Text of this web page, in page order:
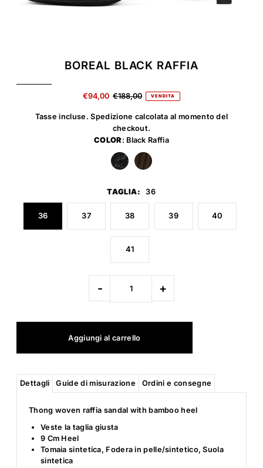
BOREAL BLACK RAFFIA
€94,00 €188,00 VENDITA
Tasse incluse.Spedizione calcolata al momento del
checkout.
COLOR : Black Raffia
TAGLIA: 36
36 37 38 39 40
41
- +
Dettagli Guide di misurazione Ordini e consegne
Thong woven raffia sandal with bamboo heel
Veste la taglia giusta
9 Cm Heel
Tomaia sintetica, Fodera in pelle/sintetico, Suola
sintetica